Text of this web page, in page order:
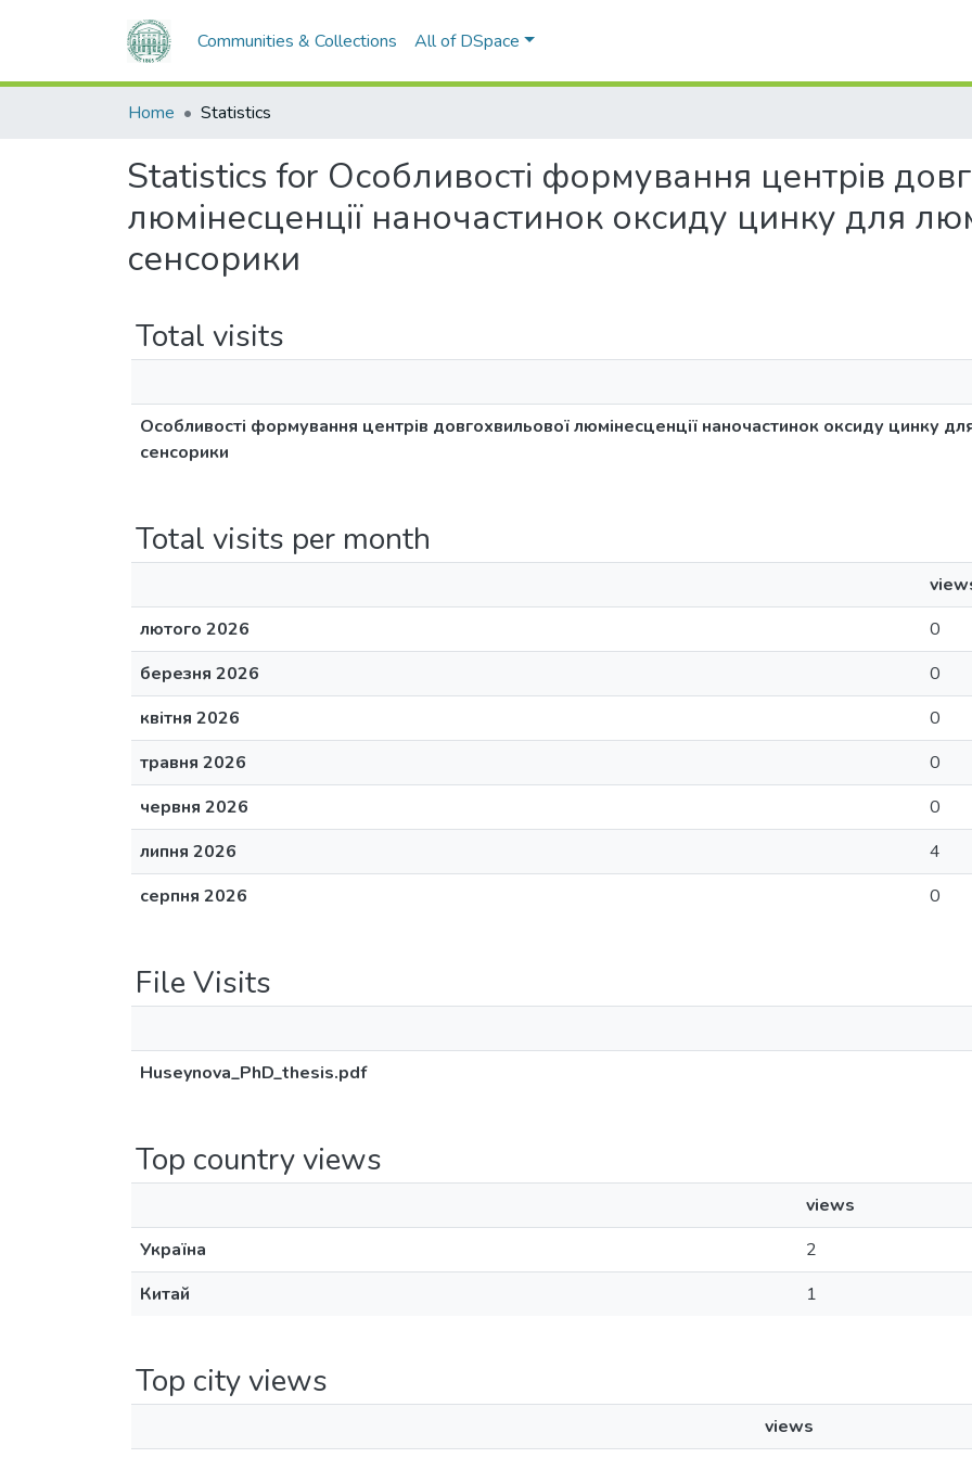
Communities & Collections All of DSpace
Home Statistics
Statistics for Особливості формування центрів
люмінесценції наночастинок оксиду цинку для
сенсорики
Total visits
Особливості формування центрів довгохвильової люмінесценції наночастинок оксиду цинку
сенсорики
Total visits per month
лютого 2026
0
березня 2026
0
квітня 2026
0
травня 2026
0
червня 2026
0
липня 2026
4
серпня 2026
0
File Visits
Huseynova_PhD_thesis.pdf
Top country views
views
Україна
2
Китай
1
Top city views
views